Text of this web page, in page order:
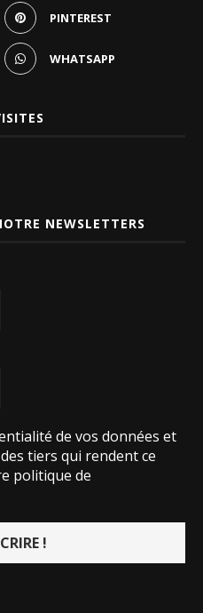
PINTEREST
WHATSAPP
NEWSLETTERS
de vos données et
tiers qui rendent ce
politique de